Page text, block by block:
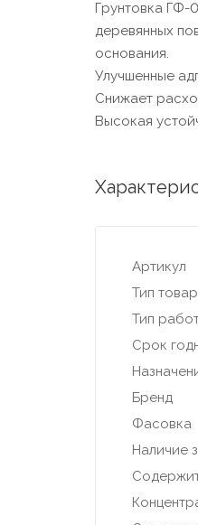
Грунтовка ГФ-
деревянных
основания.
Улучшенные
Снижает
Высокая
Артикул
Тип
Тип
Срок
Бренд
Фасовка
Наличие